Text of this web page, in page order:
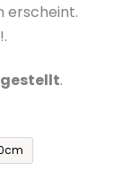
erscheint.
.